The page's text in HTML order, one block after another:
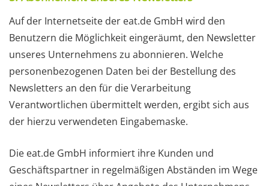
Auf der Internetseite der eat.de GmbH wird den
Benutzern die Möglichkeit eingeräumt, den Newsletter
unseres Unternehmens zu abonnieren. Welche
personenbezogenen Daten bei der Bestellung des
Newsletters an den für die Verarbeitung
Verantwortlichen übermittelt werden, ergibt sich aus
der hierzu verwendeten Eingabemaske.
Die eat.de GmbH informiert ihre Kunden und
Geschäftspartner in regelmäßigen Abständen im Wege